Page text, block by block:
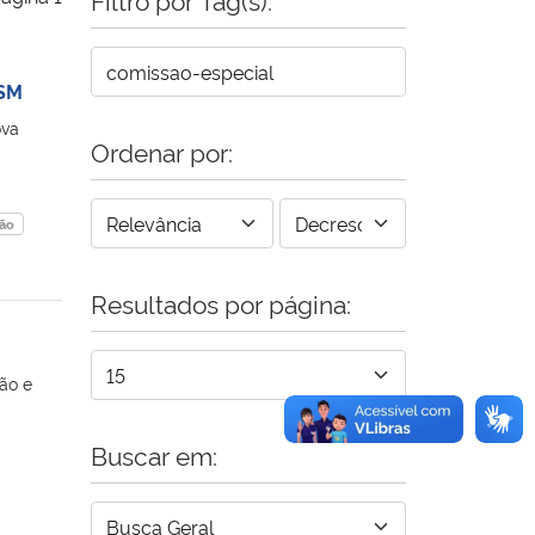
e
Ordenar por:
Resultados por página:
Buscar em: